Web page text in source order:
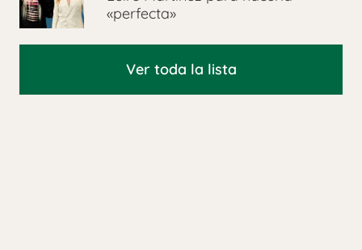
«perfecta»
Ver toda la lista